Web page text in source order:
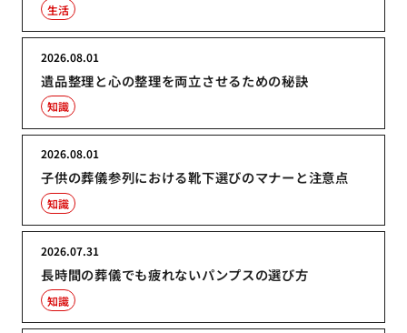
生活
遺品整理と心の整理を両立させるための秘訣
2026.08.01
知識
子供の葬儀参列における靴下選びのマナーと注意点
2026.08.01
知識
長時間の葬儀でも疲れないパンプスの選び方
2026.07.31
知識